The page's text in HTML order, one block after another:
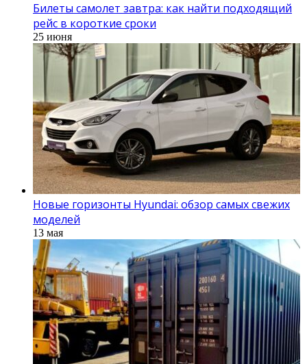
Билеты самолет завтра: как найти подходящий
рейс в короткие сроки
25 июня
Новые горизонты Hyundai: обзор самых свежих
моделей
13 мая